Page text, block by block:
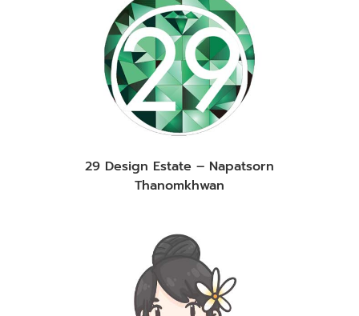
29 Design Estate – Napatsorn
Thanomkhwan